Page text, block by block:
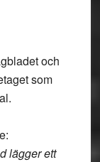
och
som
lägger ett